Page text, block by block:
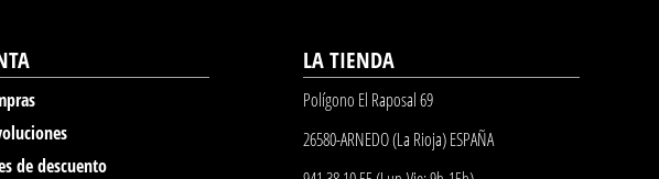
de descuento
LA TIENDA
Polígono El Raposal 69
26580-ARNEDO (La Rioja) ESPAÑA